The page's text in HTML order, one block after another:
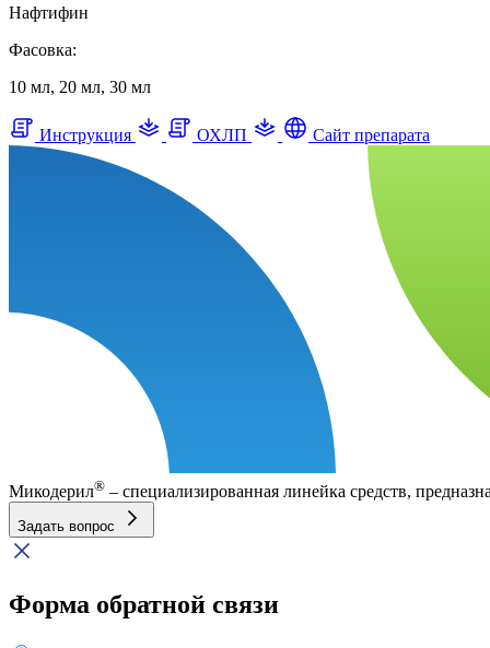
Нафтифин
Фасовка:
10 мл, 20 мл, 30 мл
Инструкция ОХЛП Сайт препарата
Микодерил® – специализированная линейка средств,
Задать вопрос
Форма обратной связи